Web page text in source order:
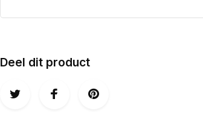
Deel dit product